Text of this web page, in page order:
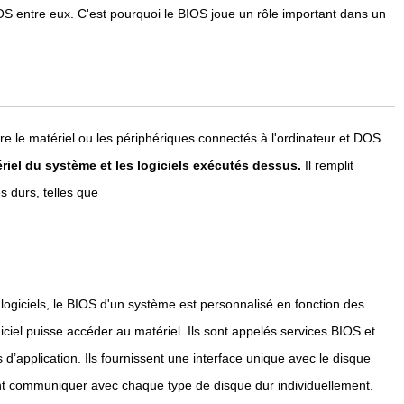
entre eux. C'est pourquoi le BIOS joue un rôle important dans un
le matériel ou les périphériques connectés à l'ordinateur et DOS.
du système et les logiciels exécutés dessus. Il remplit
durs, telles que
le BIOS d'un système est personnalisé en fonction des
puisse accéder au matériel. Ils sont appelés services BIOS et
Ils fournissent une interface unique avec le disque
avec chaque type de disque dur individuellement.